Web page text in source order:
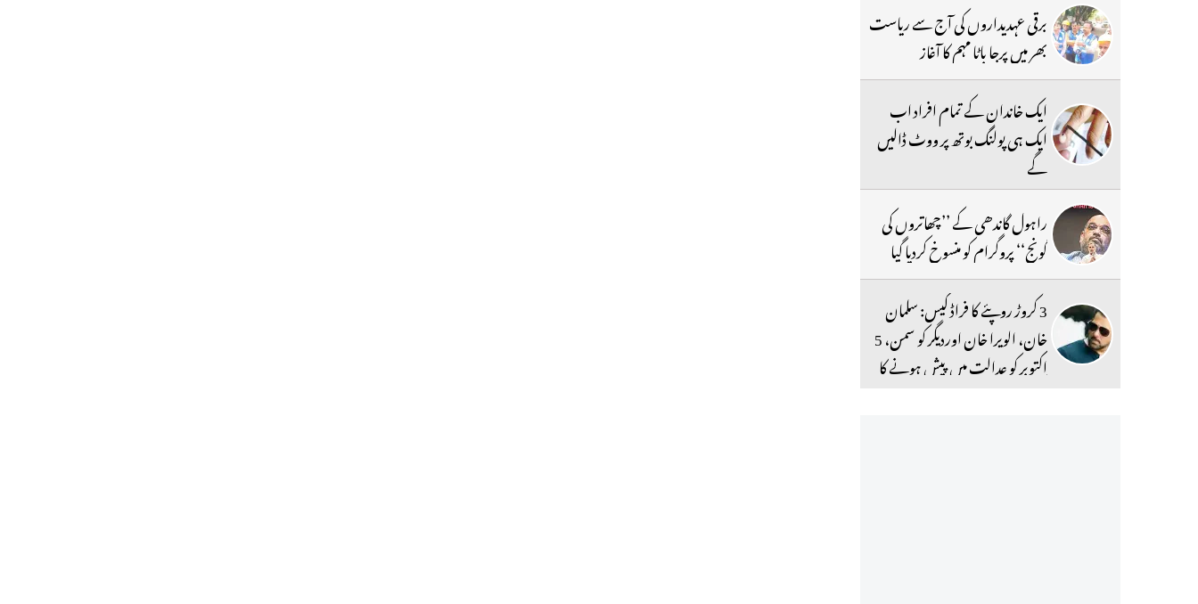
برقی عہدیداروں کی آج سے ریاست
بھر میں پرجا باٹا مہم کا آغاز
ایک خاندان کے تمام افراد اب
ایک ہی پولنگ بوتھ پر ووٹ ڈالیں
گے
راہول گاندھی کے ’’چھاتروں کی
گونج‘‘ پروگرام کو منسوخ کردیا گیا
3 کروڑ روپئے کا فراڈ کیس: سلمان
خان، الویرا خان اوردیگر کو سمن، 5
اکتوبر کو عدالت میں پیش ہونے کا